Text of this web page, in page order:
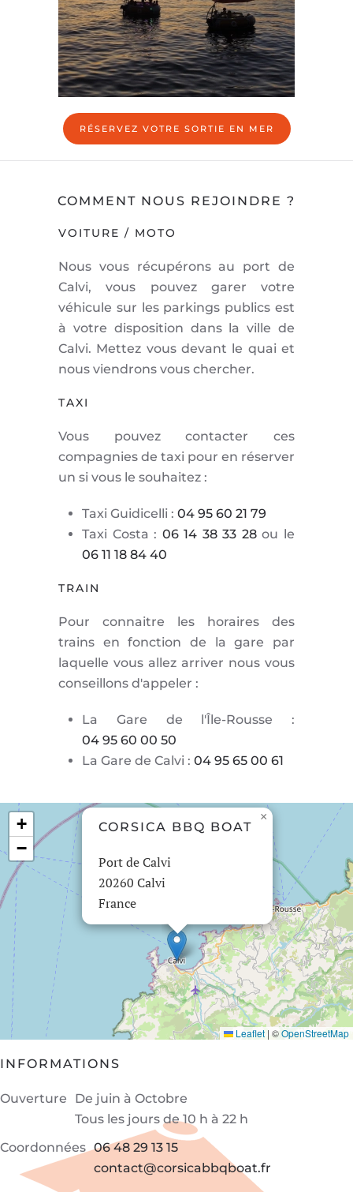
RÉSERVEZ VOTRE SORTIE EN MER
COMMENT NOUS REJOINDRE ?
VOITURE / MOTO
Nous vous récupérons au port de
Calvi, vous pouvez garer votre
véhicule sur les parkings publics est
à votre disposition dans la ville de
Calvi. Mettez vous devant le quai et
nous viendrons vous chercher.
TAXI
Vous pouvez contacter ces
compagnies de taxi pour en réserver
un si vous le souhaitez :
Taxi Guidicelli : 04 95 60 21 79
Taxi Costa : 06 14 38 33 28ou le
06 11 18 84 40
TRAIN
Pour connaitre les horaires des
trains en fonction de la gare par
laquelle vous allez arriver nous vous
conseillons d'appeler :
La Gare de l'Île-Rousse :
04 95 60 00 50
La Gare de Calvi : 04 95 65 00 61
CORSICA BBQ BOAT
Port de Calvi
20260 Calvi
France
×
+
−
Leaflet | ©OpenStreetMap
INFORMATIONS
Ouverture
De juin à Octobre
Tous les jours de 10 h à 22 h
Coordonnées 06 48 29 13 15
contact@corsicabbqboat.fr